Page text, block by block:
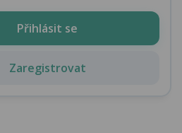
Přihlásit se
Zaregistrovat